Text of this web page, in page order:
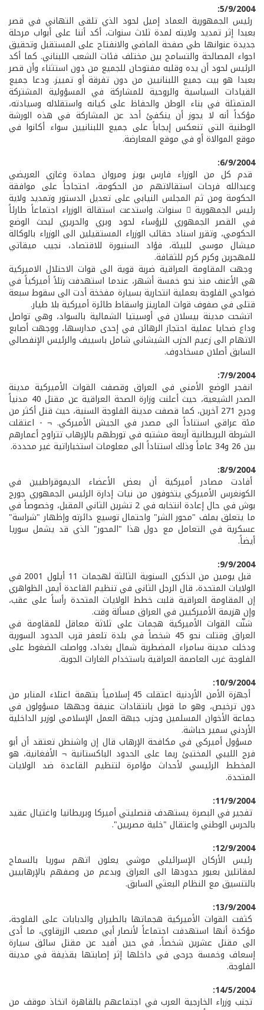
5/9/2004:
رئيس الجمهورية العماد إميل لحود الذي تلقى التهاني في قصر
بعبدا إثر تمديد ولايته لمدة ثلاث سنوات، أكد أننا على أبواب مرحلة
جديدة عنوانها طي صفحة الماضي والانفتاح على المستقبل وتحقيق
اجواء المصالحة والتسامح بين مختلف فئات الشعب اللبناني. كما أكد
الرئيس لحود أن يده وقلبه مفتوحان للجميع من دون استثناء وأن قصر
بعبدا هو بيت جميع اللبنانيين من دون تفرقة أو تمييز. ودعا جميع
القيادات السياسية والروحية للمشاركة في المسؤولية المشتركة
المتمثلة في بناء الوطن والحفاظ على كيانه واستقلاله وسيادته،
مؤكداً أنه لا يجوز أن ينكفئ أحد عن المشاركة في هذه الورشة
الوطنية التي تنعكس إيجاباً على جميع اللبنانيين سواء أكانوا في
موقع الموالاة أو في موقع المعارضة.
6/9/2004:
قدم كل من الوزراء فارس بويز ومروان حمادة وغازي العريضي
وعبدالله فرحات استقالاتهم من الحكومة، احتجاجاً على موافقة
الحكومة ومن ثم المجلس النيابي على تعديل الدستور وتمديد ولاية
رئيس الجمهورية  سنوات. واستدعت استقالة الوزراء اجتماعاً طارئاً
في القصر الجمهوري للرؤساء لحود وبري والحريري لبحث الوضع
الحكومي، وتقرر اسناد حقائب الوزراء المستقيلين الى الوزراء بالوكالة
ميشال موسى للبيئة، فؤاد السنيورة للاقتصاد، نجيب ميقاتي
للمهجرين وكرم كرم للثقافة.
وجهت المقاومة العراقية ضربة قوية الى قوات الاحتلال الاميركية
هي الأعنف منذ نحو خمسة أشهر، عندما استهدفت رتلاً أميركياً في
ضواحي الفلوجة بعملية انتحارية بسيارة مفخخة أدت الى سقوط سبعة
قتلى في صفوف قوات المارينز واسقاط طائرة أميركية بلا طيار.
اتشحت مدينة بيسلان في أوسيتيا الشمالية بالسواد، وهي تواصل
وداع ضحايا عملية احتجاز الرهائن في إحدى مدارسها، ووجهت أصابع
الاتهام الى زعيم الحزب الشيشاني شامل باسييف والرئيس الإنفصالي
السابق أصلان مسخادوف.
7/9/2004:
انفجر الوضع الأمني في العراق وقصفت القوات الأميركية مدينة
الصدر الشيعية، حيث أعلنت وزارة الصحة العراقية عن مقتل 40 مدنياً
وجرح 271 آخرين، كما قصفت مدينة الفلوجة السنية، حيث قتل أكثر من
مئة عراقي استناداً الى مصدر في الجيش الأميركي. ¬ - اعتقلت
الشرطة البريطانية أربعة مشتبه في تورطهم بالإرهاب تتراوح أعمارهم
بين 26 و34 عاماً وذلك استناداً الى معلومات استخباراتية غير محددة.
8/9/2004:
أفادت مصادر أميركية أن بعض الأعضاء الديموقراطيين في
الكونغرس الأميركي يتخوفون من نيات إدارة الرئيس الجمهوري جورج
بوش في حال إعادة انتخابه في 2 تشرين الثاني المقبل، وخصوصاً في
ما يتعلق بملف "محور الشر" واحتمال توسيع دائرته وإظهار "شراسة"
عسكرية في التعامل مع دول هذا "المحور" الذي قد يشمل سوريا
أيضاً.
9/9/2004:
قبل يومين من الذكرى السنوية الثالثة لهجمات 11 أيلول 2001 في
الولايات المتحدة، قال الرجل الثاني في تنظيم القاعدة أيمن الظواهري
إن المقاومة العراقية قلبت خطط الولايات المتحدة رأساً على عقب،
وإن هزيمة الأميركيين في العراق مسألة وقت.
شنّت القوات الأميركية هجمات على ثلاثة معاقل للمقاومة في
العراق وقتلت نحو 45 شخصاً في بلدة تلعفر قرب الحدود السورية
ودخلت مدينة سامراء المضطربة شمال بغداد، وواصلت الضغوط على
الفلوجة غرب العاصمة العراقية باستخدام الغارات الجوية.
10/9/2004:
أجهزة الأمن الأردنية اعتقلت 45 إسلامياً بتهمة اعتلاء المنابر من
دون ترخيص، وهو ما قوبل بانتقادات عنيفة وجهها مسؤولون في
جماعة الأخوان المسلمين وحزب جبهة العمل الإسلامي لوزير الداخلية
الأردني سمير حباشة.
مسؤول أميركي في مكافحة الإرهاب قال إن واشنطن تعتقد أن أبو
فرج الليبي المختبئ ربما على الحدود الباكستانية ¬ الأفغانية، هو
المخطط الرئيسي لأحداث مؤامرة لتنظيم القاعدة ضد الولايات
المتحدة.
11/9/2004:
تفجير في البصرة يستهدف قنصليتي أميركا وبريطانيا واغتيال عقيد
بالحرس الوطني واعتقال "خلية مصريين".
12/9/2004:
رئيس الأركان الإسرائيلي موشي يعلون اتهم سوريا بالسماح
لمقاتلين بعبور حدودها الى العراق وبدعم من وصفهم بالإرهابيين
بالتنسيق مع النظام البعثي السابق.
13/9/2004:
كثفت القوات الأميركية هجماتها بالطيران والدبابات على الفلوجة،
مؤكدة أنها استهدفت اجتماعاً لأنصار أبي مصعب الزرقاوي، ما أدى
الى مقتل عشرين شخصاً، في حين أفيد عن مقتل سائق سيارة
إسعاف وخمسة جرحى في داخلها إثر إصابتها بقذيفة في مدينة
الفلوجة.
14/5/2004:
تجنب وزراء الخارجية العرب في اجتماعهم بالقاهرة اتخاذ موقف من